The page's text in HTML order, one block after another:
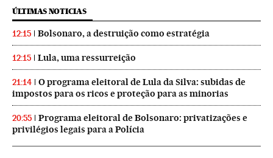
ÚLTIMAS NOTICIAS
12:15 Bolsonaro, a destruição como estratégia
12:15 Lula, uma ressurreição
21:14
O programa eleitoral de Lula da Silva: subidas de
impostos para os ricos e proteção para as minorias
20:55
Programa eleitoral de Bolsonaro: privatizações e
privilégios legais para a Polícia